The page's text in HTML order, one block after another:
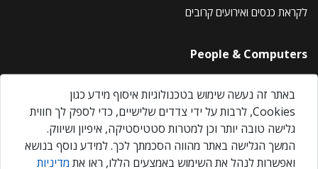
לקראת כנסים ואירועים קרובים
People & Computers
About Us
Privacy Policy
Contact Us
Our Events
באתר זה נעשה שימוש בטכנולוגיות איסוף מידע כגון
Cookies, לרבות על ידי צדדים שלישיים, כדי לספק לך חווית
גלישה טובה יותר וכן למטרות סטטיסטיקה, איפיון ושיווק.
המשך הגלישה באתר מהווה הסכמתך לכך. למידע נוסף בנושא
ואפשרות לנהל את השימוש באמצעים הללו, ראו את מדיניות